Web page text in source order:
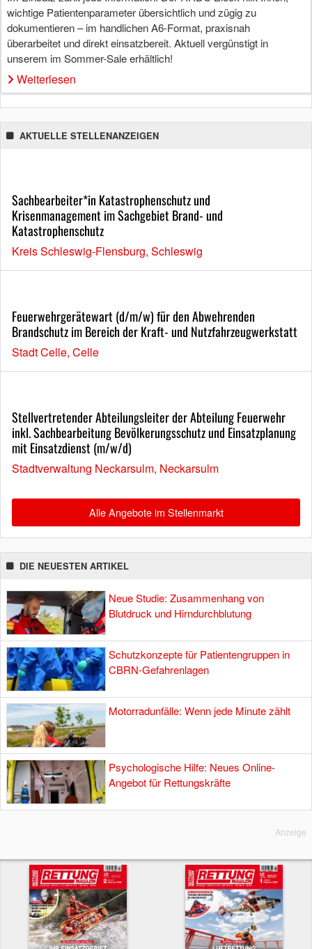
wichtige Patientenparameter übersichtlich und zügig zu
dokumentieren – im handlichen A6-Format, praxisnah
überarbeitet und direkt einsatzbereit. Aktuell vergünstigt in
unserem im Sommer-Sale erhältlich!
Weiterlesen
AKTUELLE STELLENANZEIGEN
Sachbearbeiter*in Katastrophenschutz und
Krisenmanagement im Sachgebiet Brand- und
Katastrophenschutz
Kreis Schleswig-Flensburg, Schleswig
Feuerwehrgerätewart (d/m/w) für den Abwehrenden
Brandschutz im Bereich der Kraft- und Nutzfahrzeugwerkstatt
Stadt Celle, Celle
Stellvertretender Abteilungsleiter der Abteilung Feuerwehr
inkl. Sachbearbeitung Bevölkerungsschutz und Einsatzplanung
mit Einsatzdienst (m/w/d)
Stadtverwaltung Neckarsulm, Neckarsulm
Alle Angebote im Stellenmarkt
DIE NEUESTEN ARTIKEL
Neue Studie: Zusammenhang von
Blutdruck und Hirndurchblutung
Schutzkonzepte für Patientengruppen in
CBRN-Gefahrenlagen
Motorradunfälle: Wenn jede Minute zählt
Psychologische Hilfe: Neues Online-
Angebot für Rettungskräfte
Anzeige